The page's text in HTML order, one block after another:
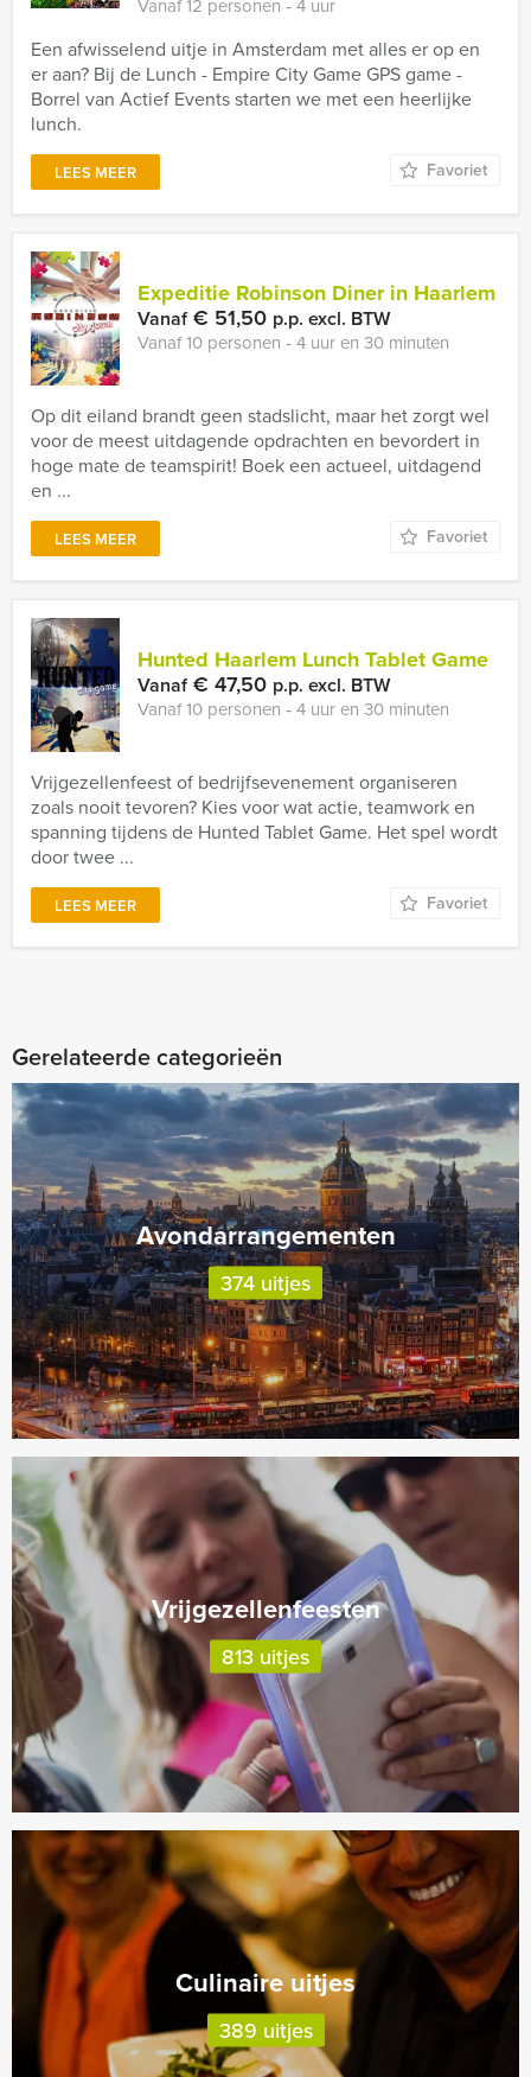
Vanaf 12 personen ‐ 4 uur
Een afwisselend uitje in Amsterdam met alles er op en
er aan? Bij de Lunch - Empire City Game GPS game -
Borrel van Actief Events starten we met een heerlijke
lunch.
LEES MEER Favoriet
Expeditie Robinson Diner in Haarlem
Vanaf€ 51,50 p.p. excl. BTW
Vanaf 10 personen ‐ 4 uur en 30 minuten
Op dit eiland brandt geen stadslicht, maar het zorgt wel
voor de meest uitdagende opdrachten en bevordert in
hoge mate de teamspirit! Boek een actueel, uitdagend
en ...
LEES MEER Favoriet
Hunted Haarlem Lunch Tablet Game
Vanaf€ 47,50 p.p. excl. BTW
Vanaf 10 personen ‐ 4 uur en 30 minuten
Vrijgezellenfeest of bedrijfsevenement organiseren
zoals nooit tevoren? Kies voor wat actie, teamwork en
spanning tijdens de Hunted Tablet Game. Het spel wordt
door twee ...
LEES MEER Favoriet
Gerelateerde categorieën
Avondarrangementen
374 uitjes
Vrijgezellenfeesten
813 uitjes
Culinaire uitjes
389 uitjes